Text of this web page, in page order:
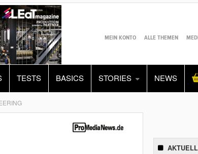
MEIN KONTO ALLE THEMEN
TESTS BASICS STORIES NEWS